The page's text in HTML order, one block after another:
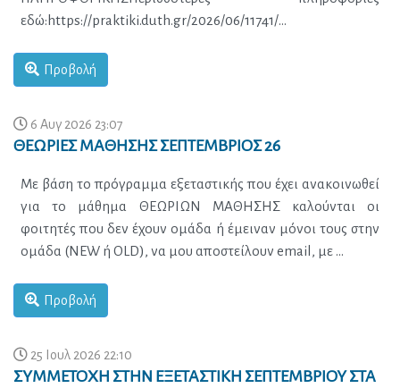
Προβολή
6 Αυγ 2026 23:07
ΘΕΩΡΙΕΣ ΜΑΘΗΣΗΣ ΣΕΠΤΕΜΒΡΙΟΣ 26
Προβολή
25 Ιουλ 2026 22:10
ΣΥΜΜΕΤΟΧΗ ΣΤΗΝ ΕΞΕΤΑΣΤΙΚΗ ΣΕΠΤΕΜΒΡΙΟΥ ΣΤΑ